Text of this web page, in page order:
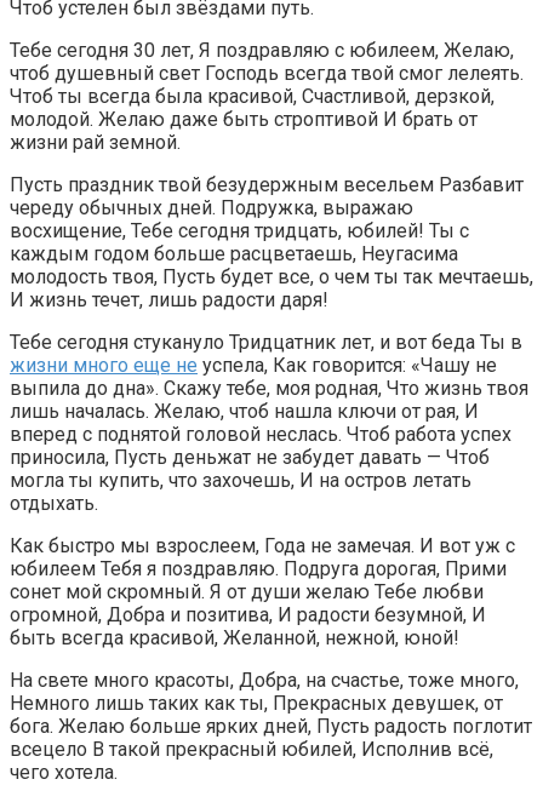
Чтоб устелен был звёздами путь.
Тебе сегодня 30 лет, Я поздравляю с юбилеем, Желаю,
чтоб душевный свет Господь всегда твой смог лелеять.
Чтоб ты всегда была красивой, Счастливой, дерзкой,
молодой. Желаю даже быть строптивой И брать от
жизни рай земной.
Пусть праздник твой безудержным весельем Разбавит
череду обычных дней. Подружка, выражаю
восхищение, Тебе сегодня тридцать, юбилей! Ты с
каждым годом больше расцветаешь, Неугасима
молодость твоя, Пусть будет все, о чем ты так мечтаешь,
И жизнь течет, лишь радости даря!
Тебе сегодня стукануло Тридцатник лет, и вот беда Ты в
жизни много еще не успела, Как говорится: «Чашу не
выпила до дна». Скажу тебе, моя родная, Что жизнь твоя
лишь началась. Желаю, чтоб нашла ключи от рая, И
вперед с поднятой головой неслась. Чтоб работа успех
приносила, Пусть деньжат не забудет давать — Чтоб
могла ты купить, что захочешь, И на остров летать
отдыхать.
Как быстро мы взрослеем, Года не замечая. И вот уж с
юбилеем Тебя я поздравляю. Подруга дорогая, Прими
сонет мой скромный. Я от души желаю Тебе любви
огромной, Добра и позитива, И радости безумной, И
быть всегда красивой, Желанной, нежной, юной!
На свете много красоты, Добра, на счастье, тоже много,
Немного лишь таких как ты, Прекрасных девушек, от
бога. Желаю больше ярких дней, Пусть радость поглотит
всецело В такой прекрасный юбилей, Исполнив всё,
чего хотела.